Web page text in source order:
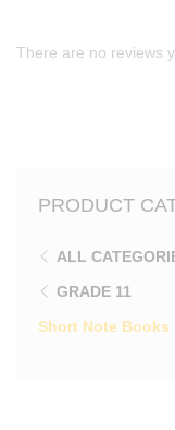
There are no reviews
PRODUCT
ALL
GRADE 11
Short Note Books